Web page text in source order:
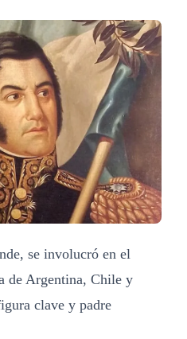
se involucró en el
de Argentina, Chile y
clave y padre